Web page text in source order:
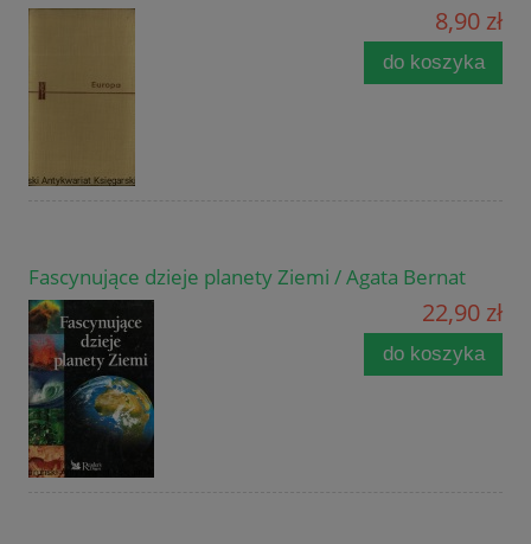
8,90 zł
do koszyka
Fascynujące dzieje planety Ziemi / Agata Bernat
22,90 zł
do koszyka